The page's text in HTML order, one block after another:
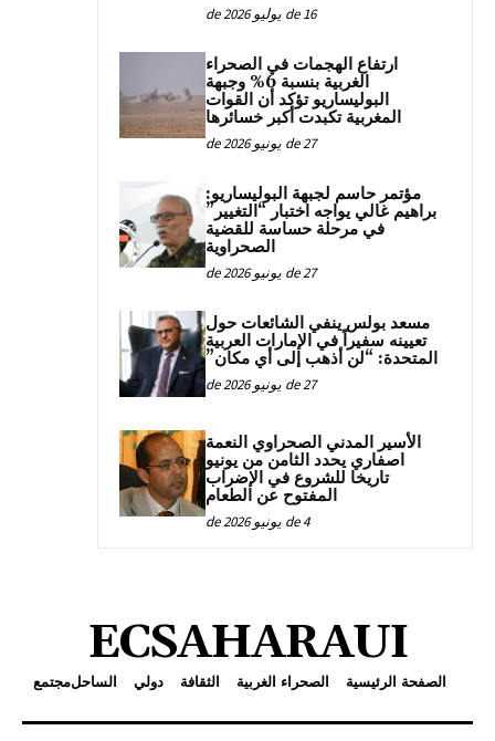
16 de يوليو de 2026
ارتفاع الهجمات في الصحراء
الغربية بنسبة 6% وجبهة
البوليساريو تؤكد أن القوات
المغربية تكبدت أكبر خسائرها
27 de يونيو de 2026
مؤتمر حاسم لجبهة البوليساريو:
براهيم غالي يواجه اختبار “التغيير”
في مرحلة حساسة للقضية
الصحراوية
27 de يونيو de 2026
مسعد بولس ينفي الشائعات حول
تعيينه سفيراً في الإمارات العربية
المتحدة: “لن أذهب إلى أي مكان”
27 de يونيو de 2026
الأسير المدني الصحراوي النعمة
اصفاري يحدد الثامن من يونيو
تاريخا للشروع في الإضراب
المفتوح عن الطعام
4 de يونيو de 2026
ECSAHARAUI
الصفحة الرئيسية الصحراء الغربية الثقافة دولي الساحلمجتمع